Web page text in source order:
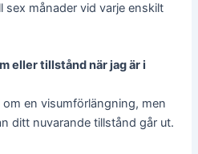
sex månader vid varje enskilt
eller tillstånd när jag är i
en visumförlängning, men
ditt nuvarande tillstånd går ut.